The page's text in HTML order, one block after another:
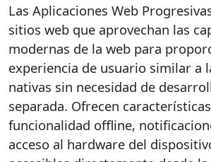
Las Aplicaciones Web
sitios web que aprovechan las
modernas de la web para
experiencia de usuario similar a
nativas sin necesidad de
separada. Ofrecen
funcionalidad offline,
acceso al hardware del